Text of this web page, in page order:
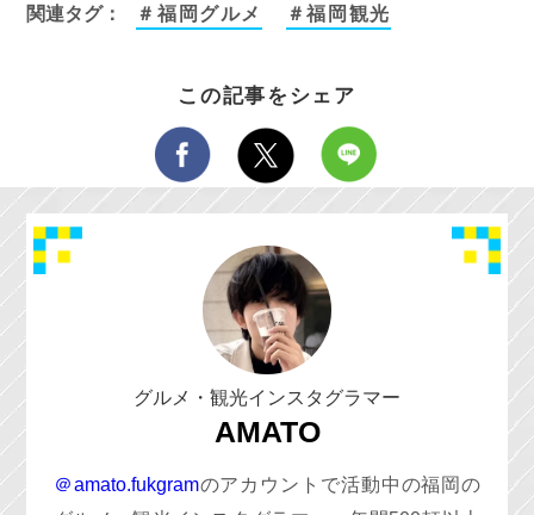
関連タグ： ＃福岡グルメ ＃福岡観光
この記事をシェア
グルメ・観光インスタグラマー
AMATO
＠amato.fukgramのアカウントで活動中の福岡の